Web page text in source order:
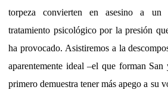
torpeza convierten en asesino a
tratamiento psicológico por la presión
ha provocado. Asistiremos a la
aparentemente ideal –el que forman
primero demuestra tener más apego a su